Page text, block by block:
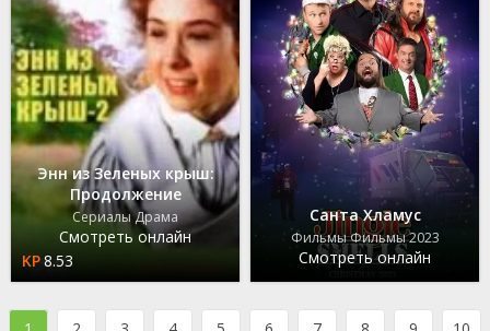
Энн из Зеленых крыш:
Продолжение
Сериалы Драма
Смотреть онлайн
8.53
Санта Хламус
Фильмы Фильмы 2023
Смотреть онлайн